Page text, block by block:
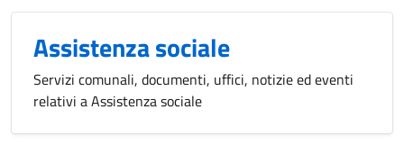
Assistenza sociale
Servizi comunali, documenti, uffici, notizie ed eventi
relativi a Assistenza sociale